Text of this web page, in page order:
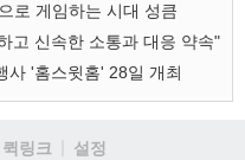
로 게임하는 시대 성큼
고 신속한 소통과 대응 약속"
사 '홈스윗홈' 28일 개최
퀵링크
설정